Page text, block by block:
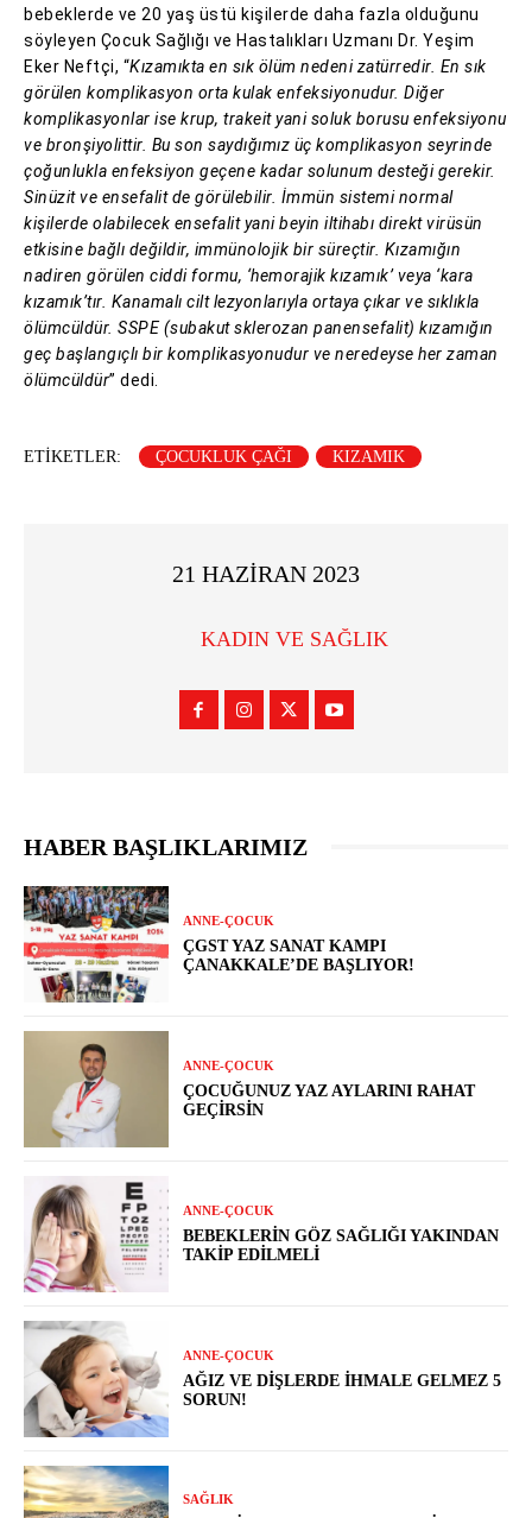
bebeklerde ve 20 yaş üstü kişilerde daha fazla olduğunu
söyleyen Çocuk Sağlığı ve Hastalıkları Uzmanı Dr. Yeşim
Eker Neftçi, “Kızamıkta en sık ölüm nedeni zatürredir. En sık
görülen komplikasyon orta kulak enfeksiyonudur. Diğer
komplikasyonlar ise krup, trakeit yani soluk borusu enfeksiyonu
ve bronşiyolittir. Bu son saydığımız üç komplikasyon seyrinde
çoğunlukla enfeksiyon geçene kadar solunum desteği gerekir.
Sinüzit ve ensefalit de görülebilir. İmmün sistemi normal
kişilerde olabilecek ensefalit yani beyin iltihabı direkt virüsün
etkisine bağlı değildir, immünolojik bir süreçtir. Kızamığın
nadiren görülen ciddi formu, ‘hemorajik kızamık’ veya ‘kara
kızamık’tır. Kanamalı cilt lezyonlarıyla ortaya çıkar ve sıklıkla
ölümcüldür. SSPE (subakut sklerozan panensefalit) kızamığın
geç başlangıçlı bir komplikasyonudur ve neredeyse her zaman
ölümcüldür” dedi.
ETIKETLER: ÇOCUKLUK ÇAĞI KIZAMIK
21 HAZIRAN 2023
KADIN VE SAĞLIK
HABER BAŞLIKLARIMIZ
ANNE-ÇOCUK
ÇGST YAZ SANAT KAMPI
ÇANAKKALE’DE BAŞLIYOR!
ANNE-ÇOCUK
ÇOCUĞUNUZ YAZ AYLARINI RAHAT
GEÇIRSIN
ANNE-ÇOCUK
BEBEKLERIN GÖZ SAĞLIĞI YAKINDAN
TAKIP EDILMELI
ANNE-ÇOCUK
AĞIZ VE DIŞLERDE İHMALE GELMEZ 5
SORUN!
SAĞLIK